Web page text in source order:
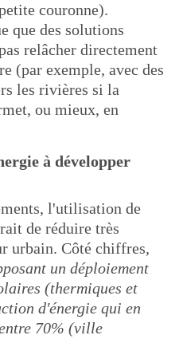
couronne).
que des solutions
relâcher directement
(par exemple, avec des
les rivières si la
ou mieux, en
à développer
l'utilisation de
de réduire très
urbain. Côté chiffres,
un déploiement
(thermiques et
d'énergie qui en
70% (ville